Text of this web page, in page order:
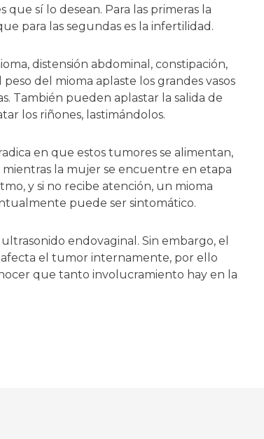
sí lo desean. Para las primeras la
para las segundas es la infertilidad.
distensión abdominal, constipación,
del mioma aplaste los grandes vasos
También pueden aplastar la salida de
los riñones, lastimándolos.
en que estos tumores se alimentan,
la mujer se encuentre en etapa
y si no recibe atención, un mioma
puede ser sintomático.
endovaginal. Sin embargo, el
el tumor internamente, por ello
que tanto involucramiento hay en la